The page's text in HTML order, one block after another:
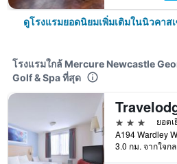
ดูโรงแรมยอดนิยมเพิ่มเติมในนิวคาส
โรงแรมใกล้ Mercure Newcastle
Golf & Spa ที่สุด
3 ดาว
ยอด
3.0 กม. จากใจกล